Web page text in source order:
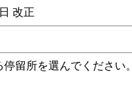
改正
留所を選んでください。